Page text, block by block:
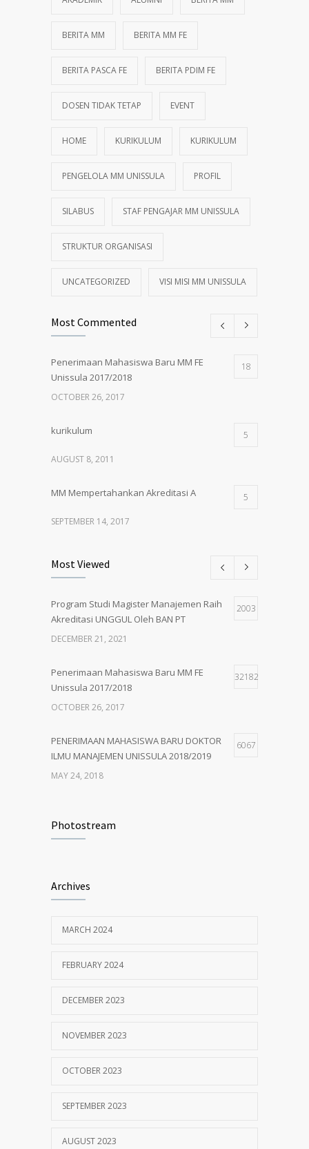
BERITA MM BERITA MM FE
BERITA PASCA FE BERITA PDIM FE
DOSEN TIDAK TETAP EVENT
HOME KURIKULUM KURIKULUM
PENGELOLA MM UNISSULA PROFIL
SILABUS STAF PENGAJAR MM UNISSULA
STRUKTUR ORGANISASI
UNCATEGORIZED VISI MISI MM UNISSULA
Most Commented
Penerimaan Mahasiswa Baru MM FE
Unissula 2017/2018
18
OCTOBER 26, 2017
kurikulum 5
AUGUST 8, 2011
MM Mempertahankan Akreditasi A 5
SEPTEMBER 14, 2017
Manajemen Angkatan 61
PENERIMAAN MAHASISWA BARU MM
UNISSULA 2018/2019
Most Viewed
Program Studi Magister Manajemen Raih
Akreditasi UNGGUL Oleh BAN PT
2003
DECEMBER 21, 2021
Penerimaan Mahasiswa Baru MM FE
Unissula 2017/2018
32182
OCTOBER 26, 2017
PENERIMAAN MAHASISWA BARU DOKTOR
ILMU MANAJEMEN UNISSULA 2018/2019
6067
MAY 24, 2018
UNISSULA 2018/2019
Unissula 2017/2018
Photostream
Archives
MARCH 2024
FEBRUARY 2024
DECEMBER 2023
NOVEMBER 2023
OCTOBER 2023
SEPTEMBER 2023
AUGUST 2023